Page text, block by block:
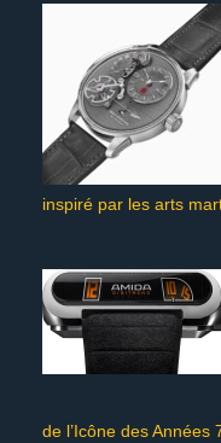
inspiré par les arts
de l’Icône des Années